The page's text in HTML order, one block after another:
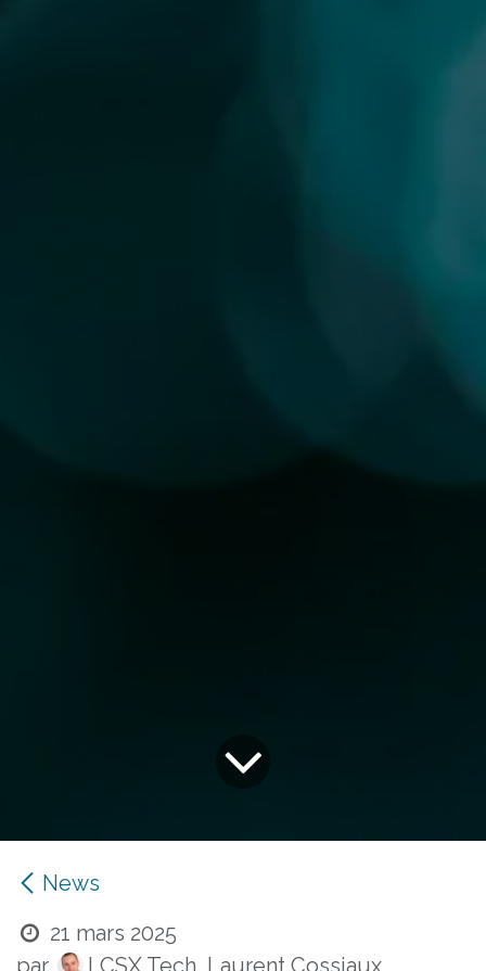
News
21 mars 2025